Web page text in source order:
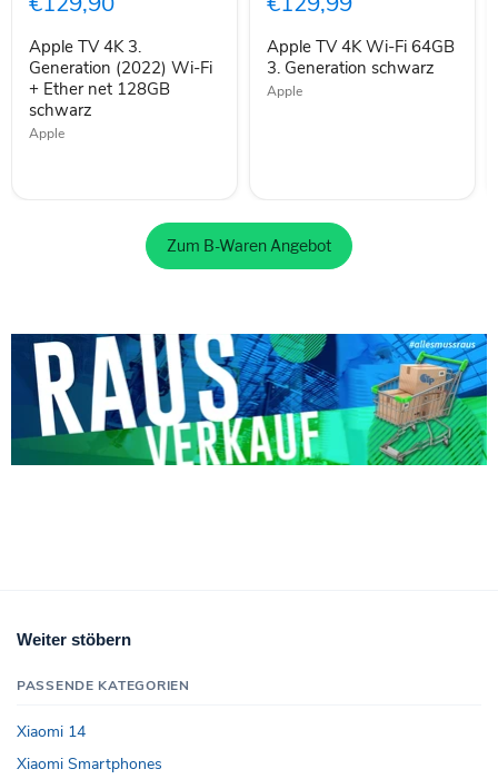
Generation
Wi-
Fi
+
Ether
net
128GB
Apple TV 4K 3.
Generation (2022) Wi-Fi
+ Ether net 128GB
schwarz
Apple
Fi 64GB
Generation
schwarz
Apple TV 4K Wi-Fi 64GB
3. Generation schwarz
Apple
Zum B-Waren Angebot
Weiter stöbern
PASSENDE KATEGORIEN
Xiaomi 14
Xiaomi Smartphones